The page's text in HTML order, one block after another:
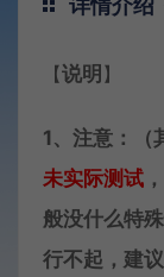
详情介绍
【说明 】
1、注意：（
未实际测试
般没什么特
行不起，建